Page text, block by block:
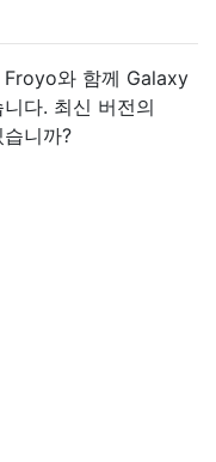
Froyo와 함께 Galaxy
다. 최신 버전의
니까?